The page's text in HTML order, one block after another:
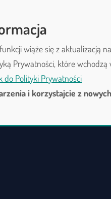
wiąże się z aktualizacją
Prywatności, które wchodzą
do Polityki Prywatności
i korzystajcie z